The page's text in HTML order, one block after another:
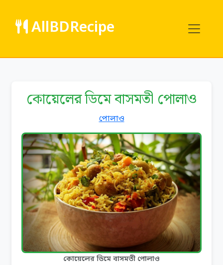
AllBDRecipe
কোয়েলের ডিমে বাসমতী পোলাও
পোলাও
কোয়েলের ডিমে বাসমতী পোলাও